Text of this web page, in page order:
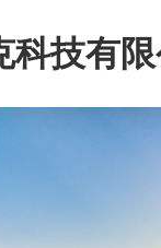
科技有